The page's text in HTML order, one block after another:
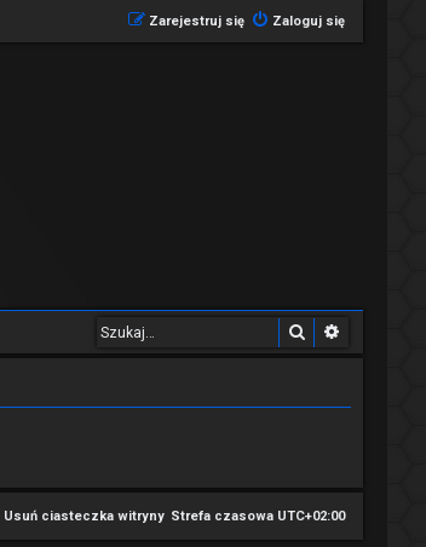
Zaloguj się
Zarejestruj się
Szukaj
Strefa czasowa UTC+02:00
Usuń ciasteczka witryny